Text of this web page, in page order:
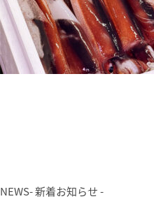
NEWS- 新着お知らせ -